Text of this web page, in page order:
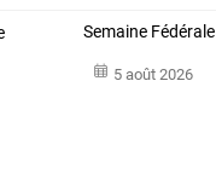
Semaine Fédérale
5 août 2026